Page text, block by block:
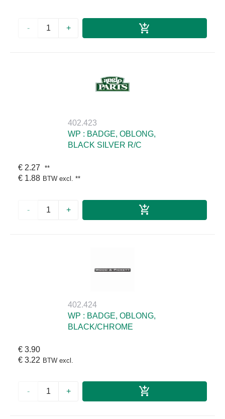
- +
402.423
WP : BADGE, OBLONG,
BLACK SILVER R/C
€ 2.27 **
€ 1.88 BTW excl. **
- +
402.424
WP : BADGE, OBLONG,
BLACK/CHROME
€ 3.90
€ 3.22 BTW excl.
- +